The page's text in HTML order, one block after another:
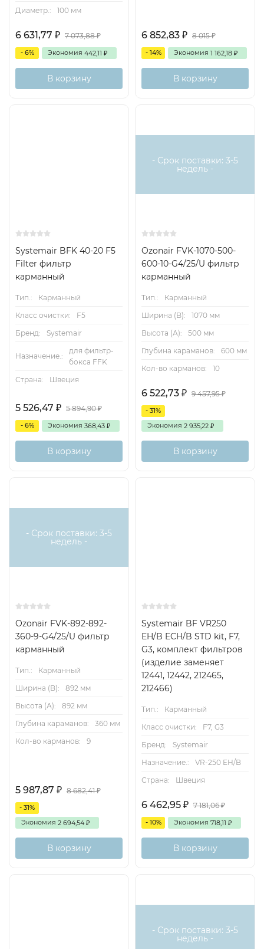
Диаметр.:
100 мм
6 631,77 ₽ 7 073,88₽
- 6% Экономия 442,11 ₽
В корзину
6 852,83 ₽ 8 015₽
- 14% Экономия 1 162,18 ₽
В корзину
Systemair BFK 40-20 F5
Filter фильтр
карманный
Тип.:
Карманный
Класс очистки:
F5
Бренд:
Systemair
Назначение.:
для фильтр-
бокса FFK
Страна:
Швеция
5 526,47 ₽ 5 894,90₽
- 6% Экономия 368,43 ₽
В корзину
- Срок поставки: 3-5
недель -
Ozonair FVK-1070-500-
600-10-G4/25/U фильтр
карманный
Тип.:
Карманный
Ширина (B):
1070 мм
Высота (А):
500 мм
Глубина караманов:
600 мм
Кол-во карманов:
10
6 522,73 ₽ 9 457,95₽
- 31%
Экономия 2 935,22 ₽
В корзину
- Срок поставки: 3-5
недель -
Ozonair FVK-892-892-
360-9-G4/25/U фильтр
карманный
Тип.:
Карманный
Ширина (B):
892 мм
Высота (А):
892 мм
Глубина караманов:
360 мм
Кол-во карманов:
9
5 987,87 ₽ 8 682,41₽
- 31%
Экономия 2 694,54 ₽
В корзину
Systemair BF VR250
EH/B ECH/B STD kit, F7,
G3, комплект фильтров
(изделие заменяет
12441, 12442, 212465,
212466)
Тип.:
Карманный
Класс очистки:
F7, G3
Бренд:
Systemair
Назначение.:
VR-250 EH/B
Страна:
Швеция
6 462,95 ₽ 7 181,06₽
- 10% Экономия 718,11 ₽
В корзину
- Срок поставки: 3-5
недель -